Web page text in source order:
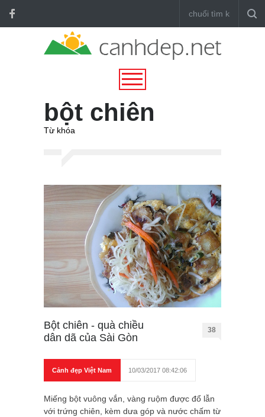
bột chiên
Từ khóa
Bột chiên - quà chiều
dân dã của Sài Gòn
38
Cảnh đẹp Việt Nam 10/03/2017 08:42:06
Miếng bột vuông vắn, vàng ruộm được đổ lẫn
với trứng chiên, kèm dưa góp và nước chấm từ